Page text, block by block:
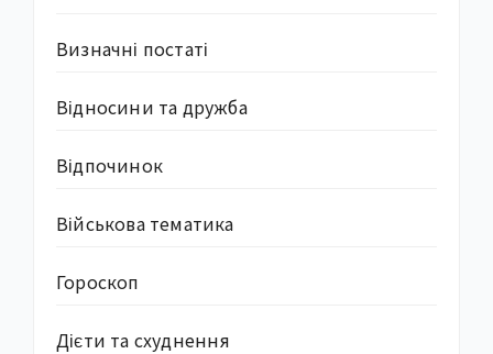
Визначні постаті
Відносини та дружба
Відпочинок
Військова тематика
Гороскоп
Дієти та схуднення